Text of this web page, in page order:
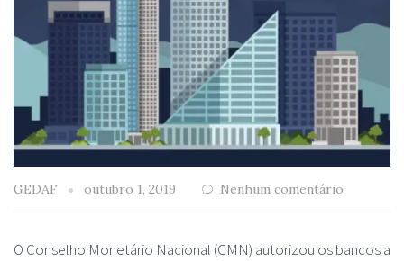
GEDAF outubro 1, 2019 Nenhum comentário
O Conselho Monetário Nacional (CMN) autorizou os bancos a